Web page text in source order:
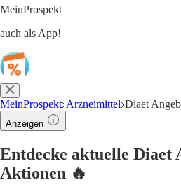
MeinProspekt
auch als App!
MeinProspekt Arzneimittel Diaet
Anzeigen
Entdecke aktuelle Diaet
Aktionen 🔥